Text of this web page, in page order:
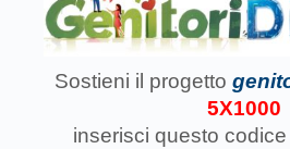
Sostieni il progetto
5X1000
inserisci questo codice